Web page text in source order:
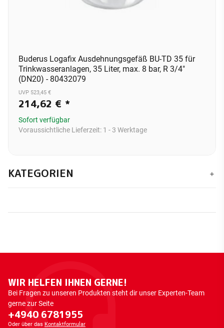
Buderus Logafix Ausdehnungsgefäß BU-TD 35 für
Trinkwasseranlagen, 35 Liter, max. 8 bar, R 3/4"
(DN20) - 80432079
UVP 523,45 €
214,62 € *
Sofort verfügbar
Voraussichtliche Lieferzeit: 1 - 3 Werktage
KATEGORIEN
WIR HELFEN IHNEN GERNE!
Bei Fragen zu unseren Produkten steht dir unser Experten-Team
gerne zur Seite
+4940 6781955
Oder über das Kontaktformular